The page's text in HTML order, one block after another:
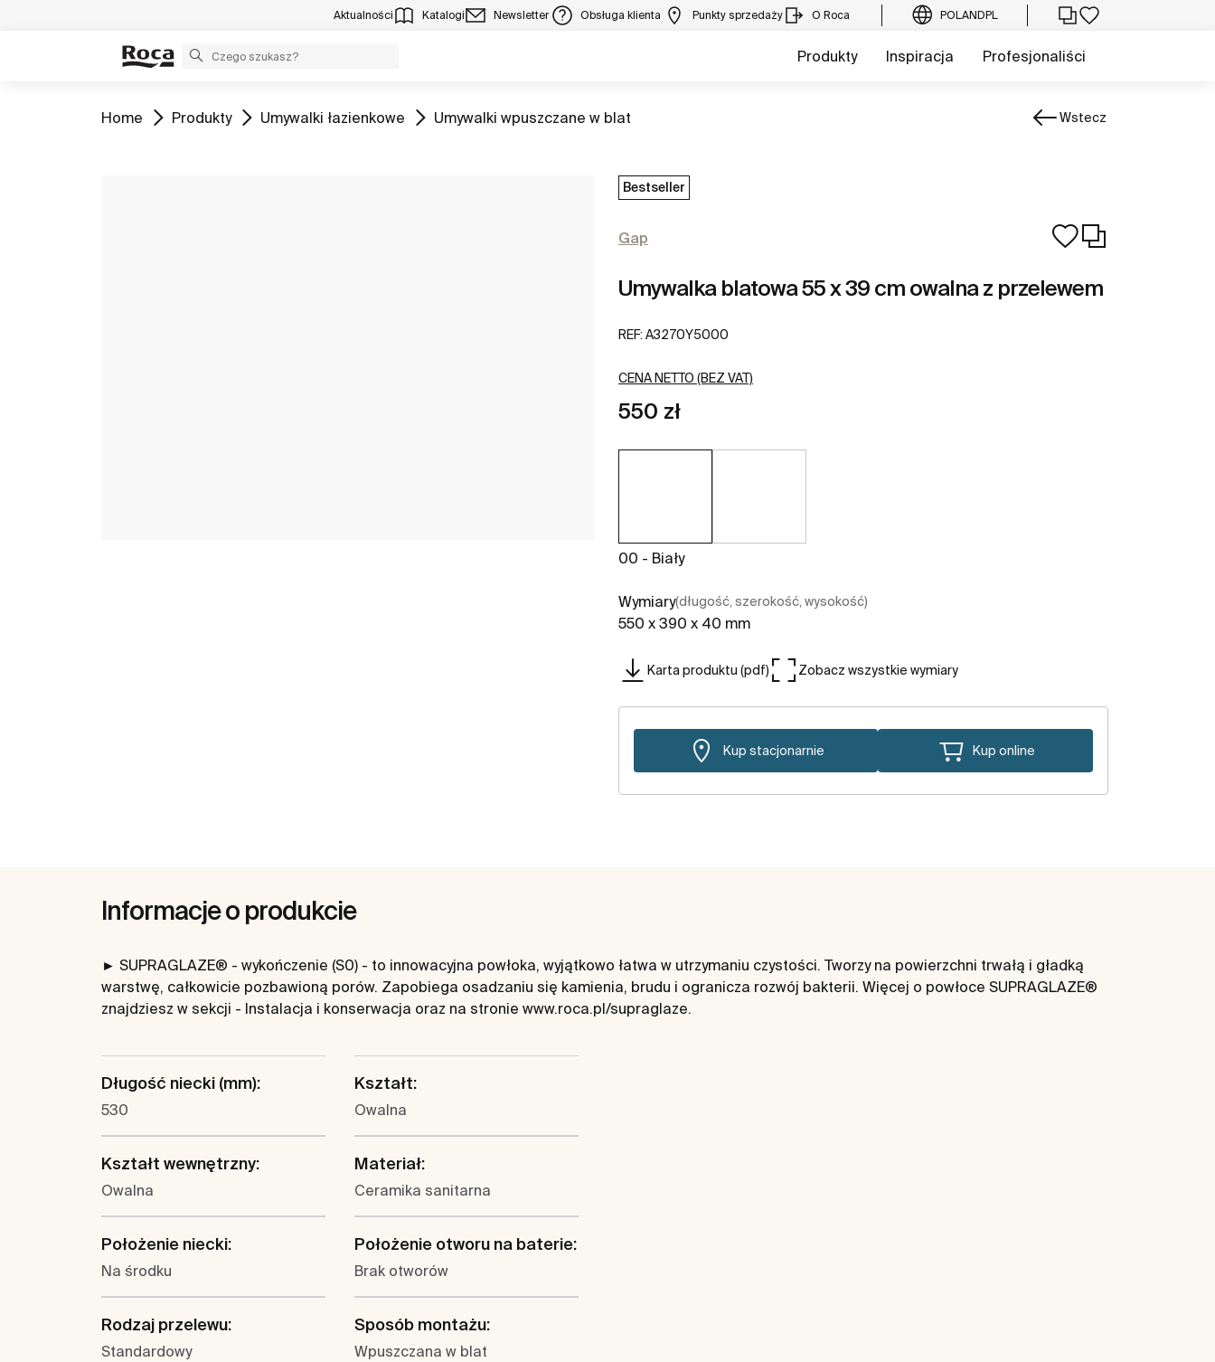
Aktualności Katalogi Newsletter Obsługa klienta Punkty sprzedaży O Roca POLANDPL
Produkty Inspiracja Profesjonaliści
Zobacz
Home Zobacz
Produkty Zobacz
Umywalki łazienkowe Zobacz
Umywalki wpuszczane w blat Wstecz
Bestseller
Gap
Umywalka blatowa 55 x 39 cm owalna z przelewem
REF: A3270Y5000
CENA NETTO (BEZ VAT)
550 zł
00 - Biały
Wymiary(długość, szerokość, wysokość)
550 x 390 x 40 mm
Karta produktu (pdf) Zobacz wszystkie wymiary
Kup stacjonarnie Kup online
Informacje o produkcie
► SUPRAGLAZE® - wykończenie (S0) - to innowacyjna powłoka, wyjątkowo łatwa w utrzymaniu czystości. Tworzy na powierzchni trwałą i gładką
warstwę, całkowicie pozbawioną porów. Zapobiega osadzaniu się kamienia, brudu i ogranicza rozwój bakterii. Więcej o powłoce SUPRAGLAZE®
znajdziesz w sekcji - Instalacja i konserwacja oraz na stronie www.roca.pl/supraglaze.
Długość niecki (mm):
530
Kształt:
Owalna
Kształt wewnętrzny:
Owalna
Materiał:
Ceramika sanitarna
Położenie niecki:
Na środku
Położenie otworu na baterie:
Brak otworów
Rodzaj przelewu:
Standardowy
Sposób montażu:
Wpuszczana w blat